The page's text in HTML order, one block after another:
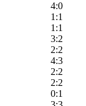
4:0
1:1
1:1
3:2
2:2
4:3
2:2
2:2
0:1